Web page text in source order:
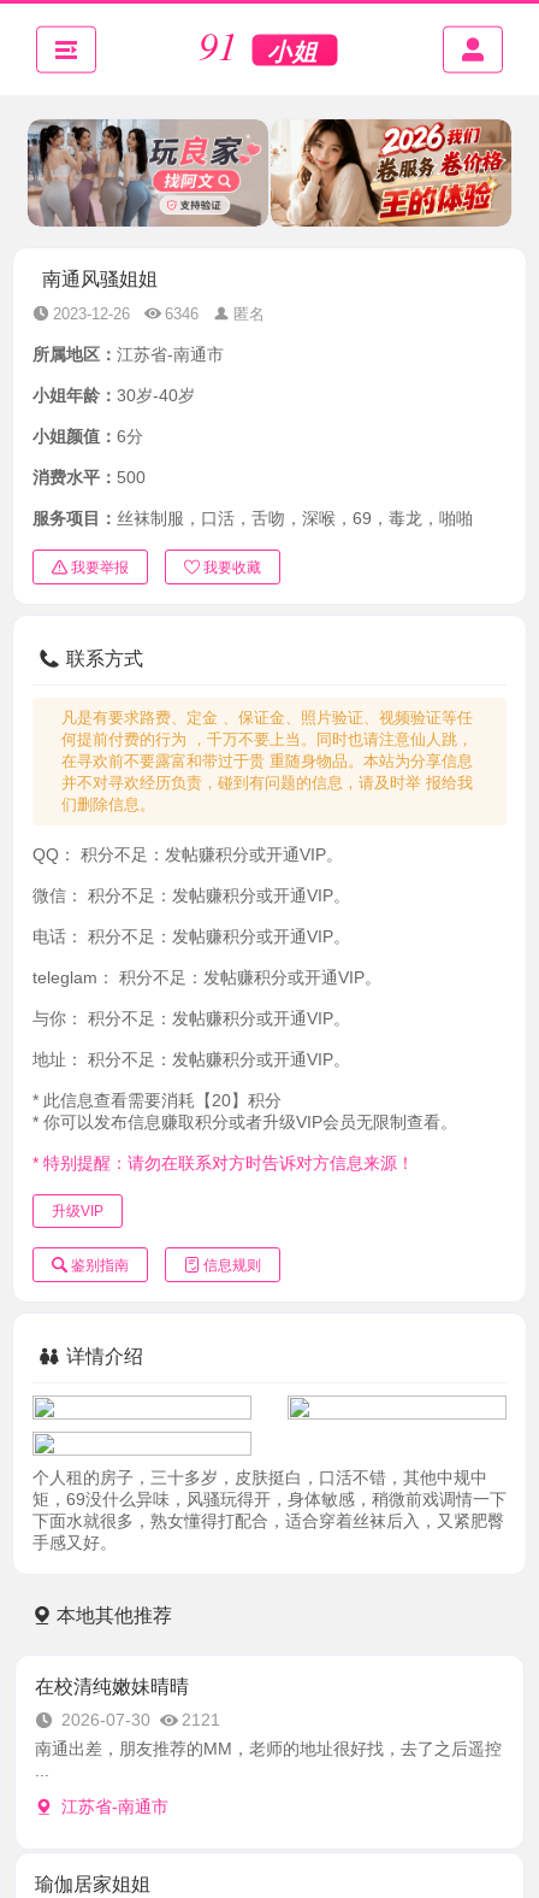
南通风骚姐姐
2023-12-26 6346 匿名
所属地区： 江苏省-南通市
小姐年龄： 30岁-40岁
小姐颜值： 6分
消费水平： 500
服务项目： 丝袜制服，口活，舌吻，深喉，69，毒龙，啪啪
我要举报 我要收藏
联系方式
凡是有要求路费、定金 、保证金、照片验证、视频验证等任
何提前付费的行为 ，千万不要上当。同时也请注意仙人跳，
在寻欢前不要露富和带过于贵 重随身物品。本站为分享信息
并不对寻欢经历负责，碰到有问题的信息，请及时举 报给我
们删除信息。
QQ： 积分不足：发帖赚积分或开通VIP。
微信： 积分不足：发帖赚积分或开通VIP。
电话： 积分不足：发帖赚积分或开通VIP。
teleglam： 积分不足：发帖赚积分或开通VIP。
与你： 积分不足：发帖赚积分或开通VIP。
地址： 积分不足：发帖赚积分或开通VIP。
* 此信息查看需要消耗【20】积分
* 你可以发布信息赚取积分或者升级VIP会员无限制查看。
* 特别提醒：请勿在联系对方时告诉对方信息来源！
升级VIP
鉴别指南 信息规则
详情介绍
个人租的房子，三十多岁，皮肤挺白，口活不错，其他中规中
矩，69没什么异味，风骚玩得开，身体敏感，稍微前戏调情一下
下面水就很多，熟女懂得打配合，适合穿着丝袜后入，又紧肥臀
手感又好。
本地其他推荐
在校清纯嫩妹晴晴
2026-07-30
2121
南通出差，朋友推荐的MM，老师的地址很好找，去了之后遥控
...
江苏省-南通市
瑜伽居家姐姐